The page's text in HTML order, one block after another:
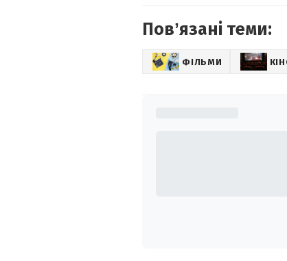
Повʼязані теми:
ФІЛЬМИ